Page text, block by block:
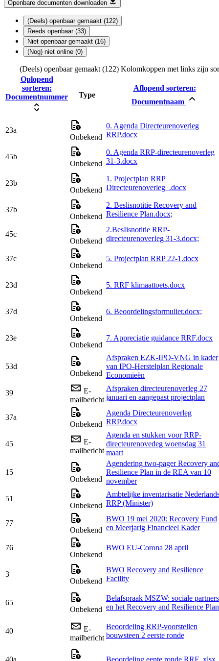
Openbare documenten downloaden
(Deels) openbaar gemaakt (122)
Reeds openbaar (33)
Niet openbaar gemaakt (16)
(Nog) niet online (0)
(Deels) openbaar gemaakt (122) Kolomkoppen met links zijn
Oplopend
sorteren:
Documentnummer
Type
Aflopend sorteren:
Documentnaam
23a
Onbekend
0. Agenda Directeurenoverleg
RRP.docx
45b
Onbekend
0. Agenda RRP-directeurenoverleg
31-3.docx
23b
Onbekend
1. Projectplan RRP
Directeurenoverleg_.docx
37b
Onbekend
2. Beslisnotitie Recovery and
Resilience Plan.docx;
45c
Onbekend
2.BesIisnotitie RRP-
directeurenoverIeg 31-3.docx;
37c
Onbekend
5. Projectplan RRP 22-1.docx
23d
Onbekend
5. RRF klimaattoets.docx
37d
Onbekend
6. Beoordelingsformulier.docx;
23e
Onbekend
7. Appreciatie guidance RRF.docx
53d
Onbekend
Afspraken EZK-IPO-VNG in kader
van IPO-Herstelplan Regionale
Economieën
39
E-
mailbericht
Afspraken directeurenoverleg 27
januari en aangepast projectplan
37a
Onbekend
Agenda Directeurenoverleg
RRP.docx
45
E-
mailbericht
Agenda en stukken voor RRP-
directeurenovedeg woensdag 31
maart
15
Onbekend
Agendering two-pager Recovery
Resilience Plan in de REA van 10
november
51
Onbekend
Ambtelijke inventarisatie
RRP (Minister)
77
Onbekend
BWO 19 mei 2020: Recovery Fund
en Meerjarig Financieel Kader
76
Onbekend
BWO EU-Corona 28 april
3
Onbekend
BWO Recovery and Resilience
Facility
65
Onbekend
Belafspraak MSZW: sociale partners
en het Recovery and Resilience Plan
40
E-
mailbericht
Beoordeling RRP-voorstellen
bouwsteen 2 eerste ronde